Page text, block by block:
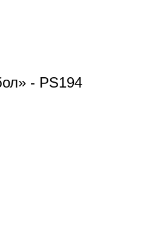
- PS194